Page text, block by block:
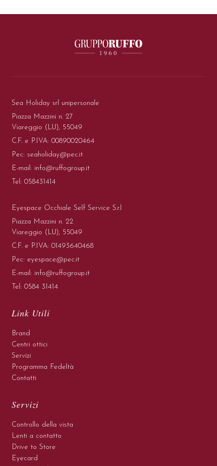
Sea Holiday srl unipersonale
Piazza Mazzini n. 27
Viareggio (LU), 55049
C.F. e P.IVA: 00890020464
Pec: seaholiday@pec.it
E-mail: info@ruffogroup.it
Tel: 058431414
Eyespace Occhiale Self Service S.r.l
Piazza Mazzini n. 22
Viareggio (LU), 55049
C.F. e P.IVA: 01493640468
Pec: eyespace@pec.it
E-mail: info@ruffogroup.it
Tel: 0584 31414
Link Utili
Brand
Centri ottici
Servizi
Programma Fedeltà
Contatti
Servizi
Controllo della vista
Lenti a contatto
Drive to Store
Eyecard